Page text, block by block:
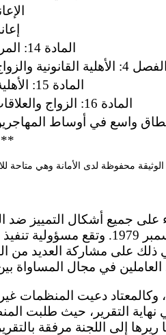
المادة 14: المرأة الريفية
الفصل 4: الأهلية القانونية والزواج والأسرة
المادة 15: الأهلية القانونية
المادة 16: الزواج والعلاقات الأسرية
نطاق واسع في أوساط
المرفقات**
1983 نفاذ اتفاقية القضاء على جميع أشكال
اعتمدتها الجمعية العامة للأمم المتحدة في 18 كانون الأول/ديسمبر
في ذلك على مشاركة العديد
دعيت المنظمات
نهاية التقرير، حيث طلبت